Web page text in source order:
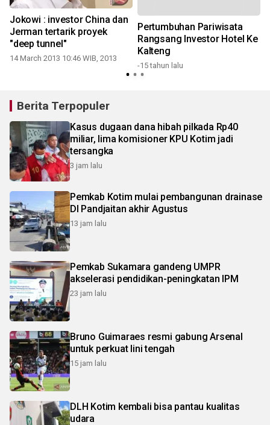
Jokowi : investor China dan
Jerman tertarik proyek
"deep tunnel"
14 March 2013 10:46 WIB, 2013
Pertumbuhan Pariwisata
Rangsang Investor Hotel Ke
Kalteng
-15 tahun lalu
Berita Terpopuler
Kasus dugaan dana hibah pilkada Rp40
miliar, lima komisioner KPU Kotim jadi
tersangka
3 jam lalu
Pemkab Kotim mulai pembangunan drainase
DI Pandjaitan akhir Agustus
13 jam lalu
Pemkab Sukamara gandeng UMPR
akselerasi pendidikan-peningkatan IPM
23 jam lalu
Bruno Guimaraes resmi gabung Arsenal
untuk perkuat lini tengah
15 jam lalu
DLH Kotim kembali bisa pantau kualitas
udara